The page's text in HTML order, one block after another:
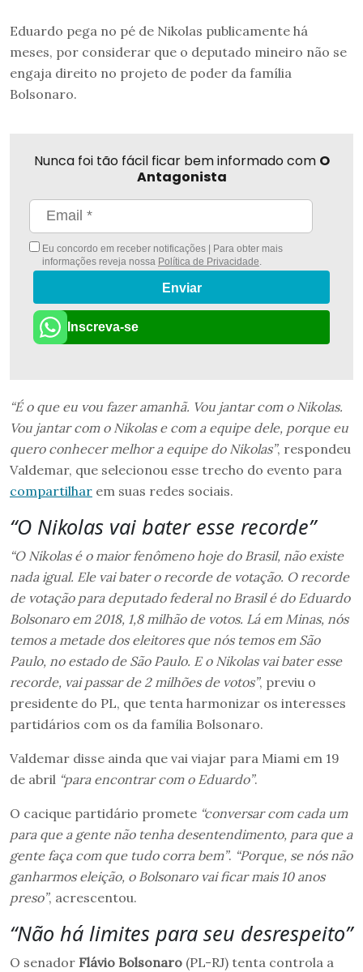
Eduardo pega no pé de Nikolas publicamente há
meses, por considerar que o deputado mineiro não se
engaja direito no projeto de poder da família
Bolsonaro.
Nunca foi tão fácil ficar bem informado com O
Antagonista
Eu concordo em receber notificações | Para obter mais
informações reveja nossa Política de Privacidade
Enviar
Inscreva-se
“É o que eu vou fazer amanhã. Vou jantar com o Nikolas.
Vou jantar com o Nikolas e com a equipe dele, porque eu
quero conhecer melhor a equipe do Nikolas”, respondeu
Valdemar, que selecionou esse trecho do evento para
compartilhar em suas redes sociais.
“O Nikolas vai bater esse recorde”
“O Nikolas é o maior fenômeno hoje do Brasil, não existe
nada igual. Ele vai bater o recorde de votação. O recorde
de votação para deputado federal no Brasil é do Eduardo
Bolsonaro em 2018, 1,8 milhão de votos. Lá em Minas, nós
temos a metade dos eleitores que nós temos em São
Paulo, no estado de São Paulo. E o Nikolas vai bater esse
recorde, vai passar de 2 milhões de votos”, previu o
presidente do PL, que tenta harmonizar os interesses
partidários com os da família Bolsonaro.
Valdemar disse ainda que vai viajar para Miami em 19
de abril “para encontrar com o Eduardo”.
O cacique partidário promete “conversar com cada um
para que a gente não tenha desentendimento, para que a
gente faça com que tudo corra bem”. “Porque, se nós não
ganharmos eleição, o Bolsonaro vai ficar mais 10 anos
preso”, acrescentou.
“Não há limites para seu desrespeito”
O senador Flávio Bolsonaro (PL-RJ) tenta controla a